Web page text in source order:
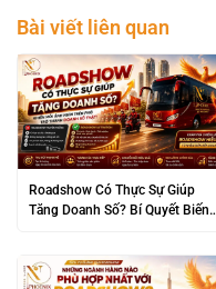
Bài viết liên quan
Roadshow Có Thực Sự Giúp
Tăng Doanh Số? Bí Quyết Biến